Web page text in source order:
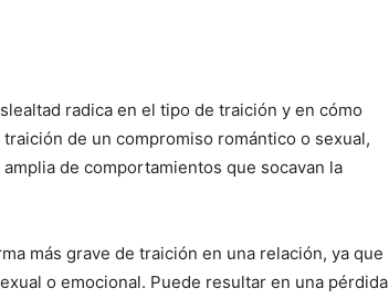
radica en el tipo de traición y en cómo
de un compromiso romántico o sexual,
de comportamientos que socavan la
más grave de traición en una relación, ya que
o emocional. Puede resultar en una pérdida